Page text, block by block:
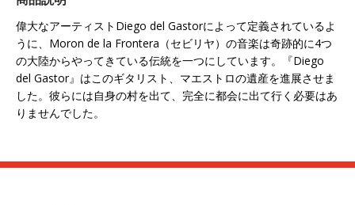
偉大なアーティストDiego del Gastorによって定義されているよ
うに、Moron de la Frontera（セビリヤ）の音楽は奇跡的に4つ
の大陸からやってきている伝統を一つにしています。『Diego
del Gastor』はこのギタリスト、マエストロの遺産を進展させま
した。彼らには自身の村を出て、完全に都会に出て行く必要はあ
りませんでした。